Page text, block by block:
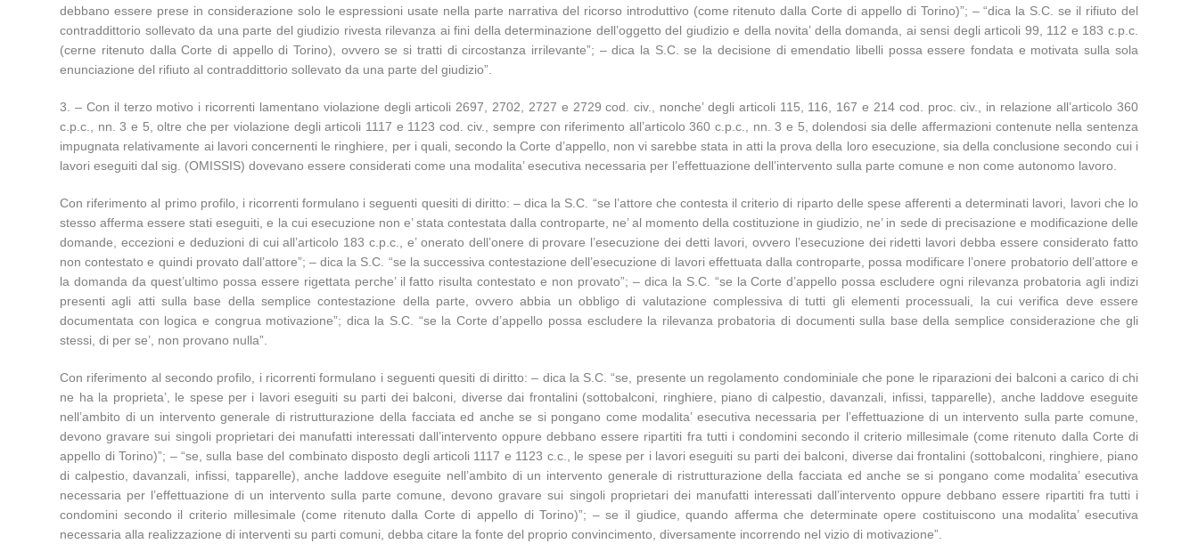
debbano essere prese in considerazione solo le espressioni usate nella parte narrativa del ricorso introduttivo (come ritenuto dalla Corte di appello di Torino)”; – “dica la S.C. se il rifiuto del
contraddittorio sollevato da una parte del giudizio rivesta rilevanza ai fini della determinazione dell’oggetto del giudizio e della novita’ della domanda, ai sensi degli articoli 99, 112 e 183 c.p.c.
(cerne ritenuto dalla Corte di appello di Torino), ovvero se si tratti di circostanza irrilevante”; – dica la S.C. se la decisione di emendatio libelli possa essere fondata e motivata sulla sola
enunciazione del rifiuto al contraddittorio sollevato da una parte del giudizio”.
3. – Con il terzo motivo i ricorrenti lamentano violazione degli articoli 2697, 2702, 2727 e 2729 cod. civ., nonche’ degli articoli 115, 116, 167 e 214 cod. proc. civ., in relazione all’articolo 360
c.p.c., nn. 3 e 5, oltre che per violazione degli articoli 1117 e 1123 cod. civ., sempre con riferimento all’articolo 360 c.p.c., nn. 3 e 5, dolendosi sia delle affermazioni contenute nella sentenza
impugnata relativamente ai lavori concernenti le ringhiere, per i quali, secondo la Corte d’appello, non vi sarebbe stata in atti la prova della loro esecuzione, sia della conclusione secondo cui i
lavori eseguiti dal sig. (OMISSIS) dovevano essere considerati come una modalita’ esecutiva necessaria per l’effettuazione dell’intervento sulla parte comune e non come autonomo lavoro.
Con riferimento al primo profilo, i ricorrenti formulano i seguenti quesiti di diritto: – dica la S.C. “se l’attore che contesta il criterio di riparto delle spese afferenti a determinati lavori, lavori che lo
stesso afferma essere stati eseguiti, e la cui esecuzione non e’ stata contestata dalla controparte, ne’ al momento della costituzione in giudizio, ne’ in sede di precisazione e modificazione delle
domande, eccezioni e deduzioni di cui all’articolo 183 c.p.c., e’ onerato dell’onere di provare l’esecuzione dei detti lavori, ovvero l’esecuzione dei ridetti lavori debba essere considerato fatto
non contestato e quindi provato dall’attore”; – dica la S.C. “se la successiva contestazione dell’esecuzione di lavori effettuata dalla controparte, possa modificare l’onere probatorio dell’attore e
la domanda da quest’ultimo possa essere rigettata perche’ il fatto risulta contestato e non provato”; – dica la S.C. “se la Corte d’appello possa escludere ogni rilevanza probatoria agli indizi
presenti agli atti sulla base della semplice contestazione della parte, ovvero abbia un obbligo di valutazione complessiva di tutti gli elementi processuali, la cui verifica deve essere
documentata con logica e congrua motivazione”; dica la S.C. “se la Corte d’appello possa escludere la rilevanza probatoria di documenti sulla base della semplice considerazione che gli
stessi, di per se’, non provano nulla”.
Con riferimento al secondo profilo, i ricorrenti formulano i seguenti quesiti di diritto: – dica la S.C. “se, presente un regolamento condominiale che pone le riparazioni dei balconi a carico di chi
ne ha la proprieta’, le spese per i lavori eseguiti su parti dei balconi, diverse dai frontalini (sottobalconi, ringhiere, piano di calpestio, davanzali, infissi, tapparelle), anche laddove eseguite
nell’ambito di un intervento generale di ristrutturazione della facciata ed anche se si pongano come modalita’ esecutiva necessaria per l’effettuazione di un intervento sulla parte comune,
devono gravare sui singoli proprietari dei manufatti interessati dall’intervento oppure debbano essere ripartiti fra tutti i condomini secondo il criterio millesimale (come ritenuto dalla Corte di
appello di Torino)”; – “se, sulla base del combinato disposto degli articoli 1117 e 1123 c.c., le spese per i lavori eseguiti su parti dei balconi, diverse dai frontalini (sottobalconi, ringhiere, piano
di calpestio, davanzali, infissi, tapparelle), anche laddove eseguite nell’ambito di un intervento generale di ristrutturazione della facciata ed anche se si pongano come modalita’ esecutiva
necessaria per l’effettuazione di un intervento sulla parte comune, devono gravare sui singoli proprietari dei manufatti interessati dall’intervento oppure debbano essere ripartiti fra tutti i
condomini secondo il criterio millesimale (come ritenuto dalla Corte di appello di Torino)”; – se il giudice, quando afferma che determinate opere costituiscono una modalita’ esecutiva
necessaria alla realizzazione di interventi su parti comuni, debba citare la fonte del proprio convincimento, diversamente incorrendo nel vizio di motivazione”.